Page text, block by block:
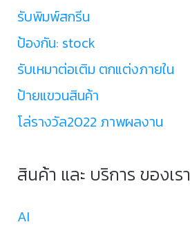
รับพิมพ์สกรีน
ป้องกัน: stock
รับเหมาต่อเติม ตกแต่งภายใน
ป้ายแขวนสินค้า
โล่รางวัล2022 ภาพผลงาน
สินค้า และ บริการ ของเรา
AI